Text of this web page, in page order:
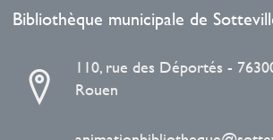
Bibliothèque municipale de
110, rue des Déportés -
Rouen